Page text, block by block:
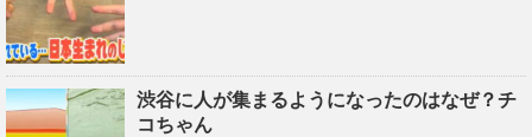
渋谷に人が集まるようになったのはなぜ？チ
コちゃん